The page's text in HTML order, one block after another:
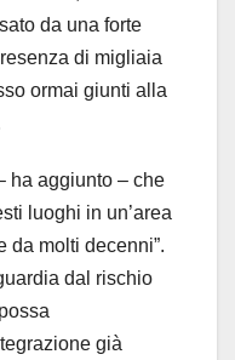
da una forte
di migliaia
ormai giunti alla
ha aggiunto – che
luoghi in un’area
da molti decenni”.
dal rischio
già